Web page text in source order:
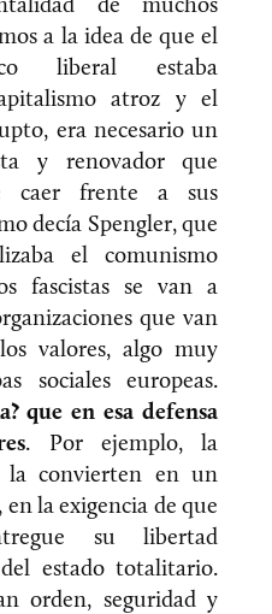
a la idea de que el
liberal estaba
atroz y el
era necesario un
y renovador que
caer frente a sus
decía Spengler, que
el comunismo
fascistas se van a
que van
valores, algo muy
sociales europeas.
que en esa defensa
. Por ejemplo, la
la convierten en un
la exigencia de que
su libertad
estado totalitario.
orden, seguridad y